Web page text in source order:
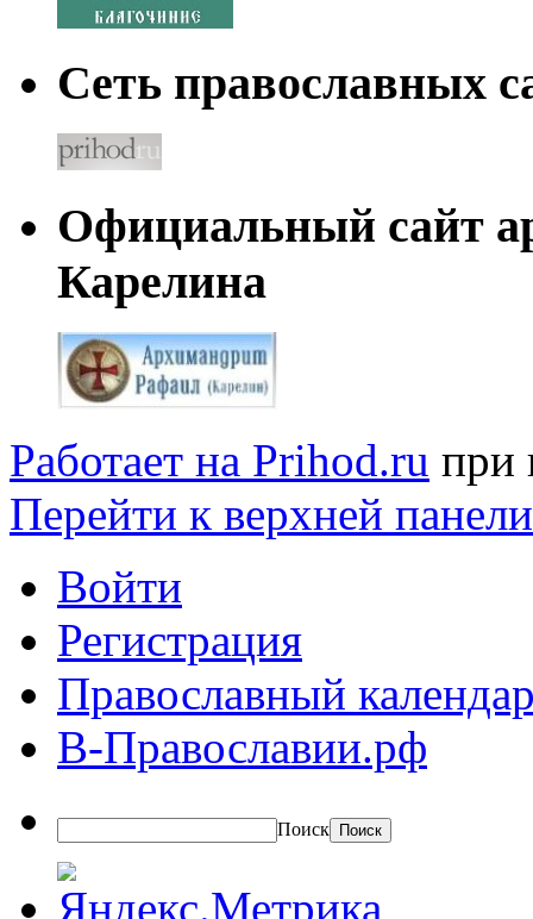
Сеть православных
Официальный сайт
Карелина
Работает на Prihod.ru при
Перейти к верхней панели
Войти
Регистрация
Православный
В-Православии.рф
Поиск